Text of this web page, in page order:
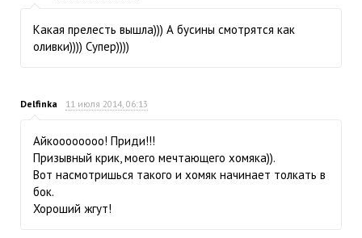
Какая прелесть вышла))) А бусины смотрятся как
оливки)))) Супер))))
Delfinka 11 июля 2014, 06:13
Айкоооооооо! Приди!!!
Призывный крик, моего мечтающего хомяка)).
Вот насмотришься такого и хомяк начинает толкать в
бок.
Хороший жгут!